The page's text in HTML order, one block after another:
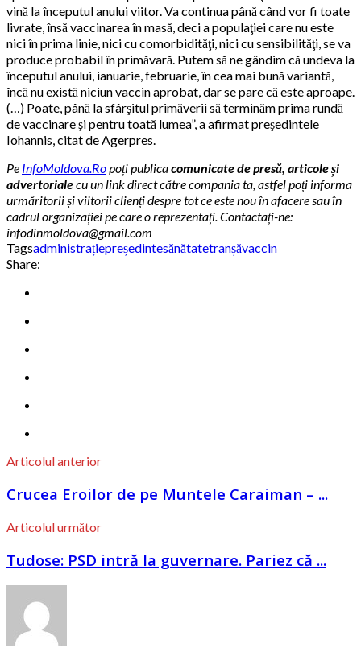
vină la începutul anului viitor. Va continua până când vor fi toate
livrate, însă vaccinarea în masă, deci a populaţiei care nu este
nici în prima linie, nici cu comorbidităţi, nici cu sensibilităţi, se va
produce probabil în primăvară. Putem să ne gândim că undeva la
începutul anului, ianuarie, februarie, în cea mai bună variantă,
încă nu există niciun vaccin aprobat, dar se pare că este aproape.
(…) Poate, până la sfârşitul primăverii să terminăm prima rundă
de vaccinare şi pentru toată lumea”, a afirmat preşedintele
Iohannis, citat de Agerpres.
Pe InfoMoldova.Ropoți publicacomunicate de presă, articole și
advertorialecu un link direct către compania ta, astfel poți informa
urmăritorii și viitorii clienți despre tot ce este nou în afacere sau în
cadrul organizației pe care o reprezentați. Contactați-ne:
infodinmoldova@gmail.com
Tagsadministrațiepreședintesănătatetranșăvaccin
Share:
Articolul anterior
Crucea Eroilor de pe Muntele Caraiman – ...
Articolul următor
Tudose: PSD intră la guvernare. Pariez că ...